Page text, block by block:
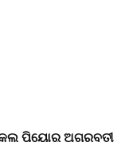
ପିୟୋର୍‌ ଅଗରବତୀ